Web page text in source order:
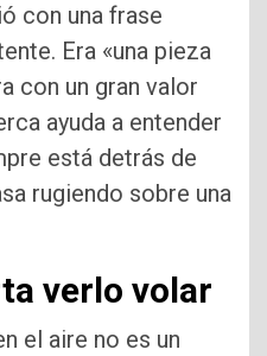
con una frase
Era «una pieza
con un gran valor
ayuda a entender
está detrás de
rugiendo sobre una
verlo volar
el aire no es un